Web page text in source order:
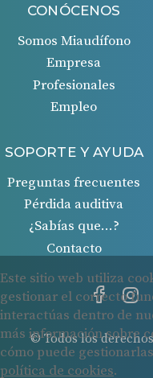
© Todos los
CONÓCENOS
Somos Miaudífono
Empresa
Profesionales
Empleo
SOPORTE Y AYUDA
Preguntas frecuentes
Pérdida auditiva
¿Sabías que…?
Contacto